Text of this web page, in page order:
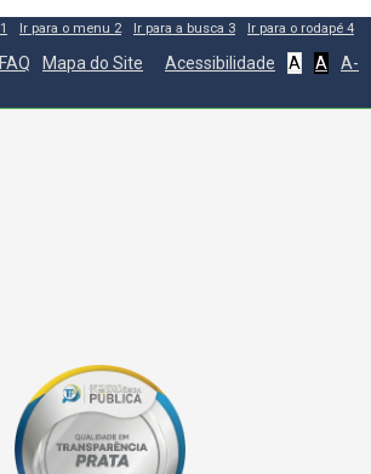
1 Ir para o menu 2 Ir para a busca 3 Ir para o rodapé 4
FAQ Mapa do Site Acessibilidade A A A-